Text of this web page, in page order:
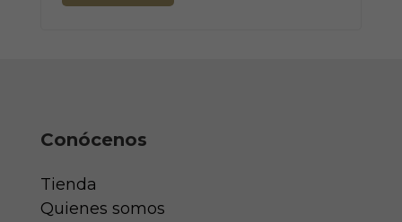
Conócenos
Tienda
Quienes somos